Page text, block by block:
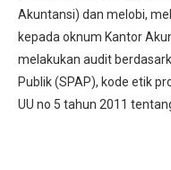
Akuntansi) dan melobi,
kepada oknum Kantor
melakukan audit
Publik (SPAP), kode etik
UU no 5 tahun 2011